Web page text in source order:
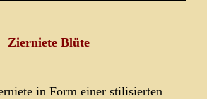
Zierniete Blüte
in Form einer stilisierten